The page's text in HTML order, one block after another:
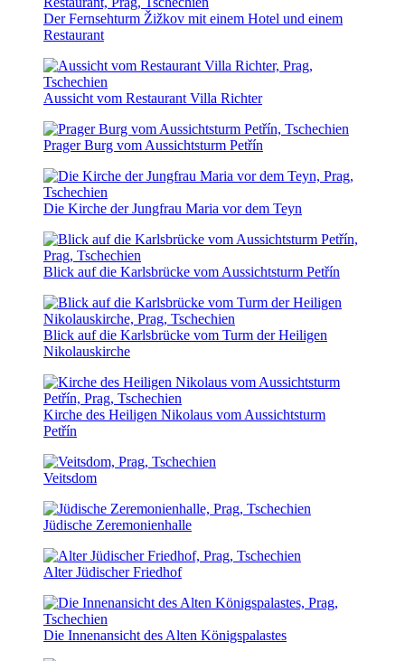
Der Fernsehturm Žižkov mit einem Hotel und einem
Restaurant
Aussicht vom Restaurant Villa Richter
Prager Burg vom Aussichtsturm Petřín
Die Kirche der Jungfrau Maria vor dem Teyn
Blick auf die Karlsbrücke vom Aussichtsturm Petřín
Blick auf die Karlsbrücke vom Turm der Heiligen
Nikolauskirche
Kirche des Heiligen Nikolaus vom Aussichtsturm
Petřín
Veitsdom
Jüdische Zeremonienhalle
Alter Jüdischer Friedhof
Die Innenansicht des Alten Königspalastes